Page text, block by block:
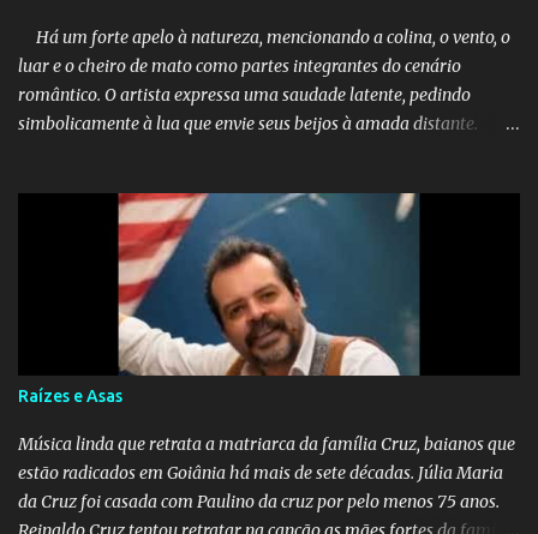
Há um forte apelo à natureza, mencionando a colina, o vento, o
luar e o cheiro de mato como partes integrantes do cenário
romântico. O artista expressa uma saudade latente, pedindo
simbolicamente à lua que envie seus beijos à amada distante. A
destino. Reinaldo Cruz enfatiza que seu coração nasceu para ela e
que continuará esperando enquanto houver canções para entoar. A
obra conclui como uma promessa de fidelidade e esperança no
reencontro, unindo a tradição da viola com o sentimento universal
do amor. No geral, o vídeo apresenta uma narrativa lírica sobre a
persistência do afeto através do tempo e do espaço. YouTube
YouTube YouTube
Raízes e Asas
Música linda que retrata a matriarca da família Cruz, baianos que
estão radicados em Goiânia há mais de sete décadas. Júlia Maria
da Cruz foi casada com Paulino da cruz por pelo menos 75 anos.